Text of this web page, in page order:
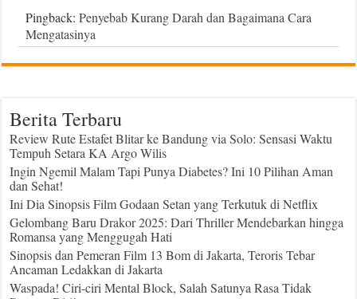
Pingback:Penyebab Kurang Darah dan Bagaimana Cara
Mengatasinya
Berita Terbaru
Review Rute Estafet Blitar ke Bandung via Solo: Sensasi Waktu
Tempuh Setara KA Argo Wilis
Ingin Ngemil Malam Tapi Punya Diabetes? Ini 10 Pilihan Aman
dan Sehat!
Ini Dia Sinopsis Film Godaan Setan yang Terkutuk di Netflix
Gelombang Baru Drakor 2025: Dari Thriller Mendebarkan hingga
Romansa yang Menggugah Hati
Sinopsis dan Pemeran Film 13 Bom di Jakarta, Teroris Tebar
Ancaman Ledakkan di Jakarta
Waspada! Ciri-ciri Mental Block, Salah Satunya Rasa Tidak